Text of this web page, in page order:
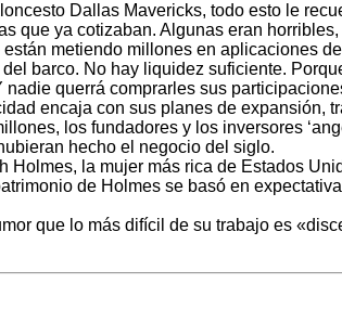
Dallas Mavericks, todo esto le
que ya cotizaban. Algunas eran
metiendo millones en aplicaciones
barco. No hay liquidez suficiente.
querrá comprarles sus
encaja con sus planes de expansión,
los fundadores y los inversores
hecho el negocio del siglo.
la mujer más rica de Estados
de Holmes se basó en
que lo más difícil de su trabajo es